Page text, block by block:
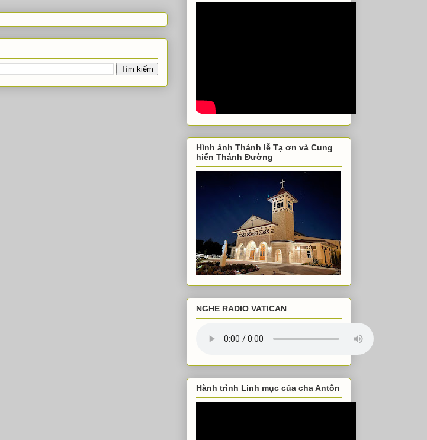
Hình ảnh Thánh lễ Tạ ơn và Cung
hiến Thánh Đường
NGHE RADIO VATICAN
Hành trình Linh mục của cha Antôn